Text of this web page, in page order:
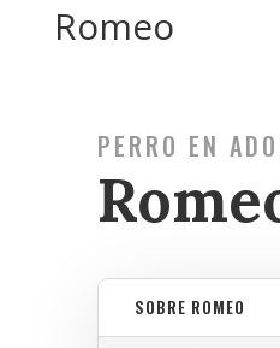
Romeo
PERRO EN
SOBRE ROMEO